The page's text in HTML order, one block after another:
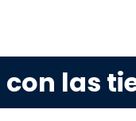
las